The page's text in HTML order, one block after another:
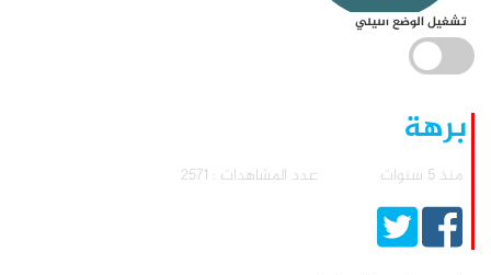
تشغيل الوضع الليلي
برهة
منذ 5 سنوات عدد المشاهدات : 2571